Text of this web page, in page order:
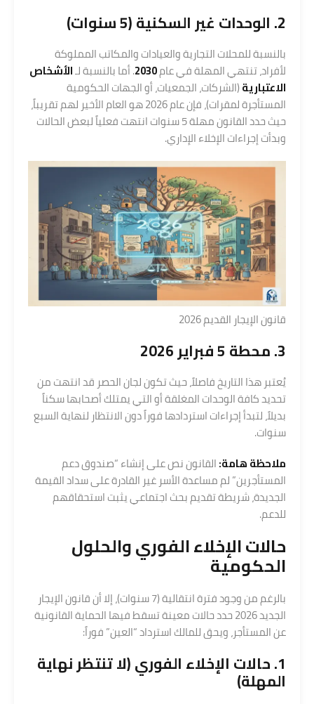
2. الوحدات غير السكنية (5 سنوات)
بالنسبة للمحلات التجارية والعيادات والمكاتب المملوكة
لأفراد، تنتهي المهلة في عام2030. أما بالنسبة لـالأشخاص
الاعتبارية(الشركات، الجمعيات، أو الجهات الحكومية
المستأجرة لمقرات)، فإن عام 2026 هو العام الأخير لهم تقريباً،
حيث حدد القانون مهلة 5 سنوات انتهت فعلياً لبعض الحالات
وبدأت إجراءات الإخلاء الإداري.
قانون الإيجار القديم 2026
3. محطة 5 فبراير 2026
يُعتبر هذا التاريخ فاصلاً، حيث تكون لجان الحصر قد انتهت من
تحديد كافة الوحدات المغلقة أو التي يمتلك أصحابها سكناً
بديلاً، لتبدأ إجراءات استردادها فوراً دون الانتظار لنهاية السبع
سنوات.
ملاحظة هامة:القانون نص على إنشاء “صندوق دعم
المستأجرين” لم مساعدة الأسر غير القادرة على سداد القيمة
الجديدة، شريطة تقديم بحث اجتماعي يثبت استحقاقهم
للدعم.
حالات الإخلاء الفوري والحلول
الحكومية
بالرغم من وجود فترة انتقالية (7 سنوات)، إلا أن قانون الإيجار
الجديد 2026 حدد حالات معينة تسقط فيها الحماية القانونية
عن المستأجر، ويحق للمالك استرداد “العين” فوراً:
1. حالات الإخلاء الفوري (لا تنتظر نهاية
المهلة)